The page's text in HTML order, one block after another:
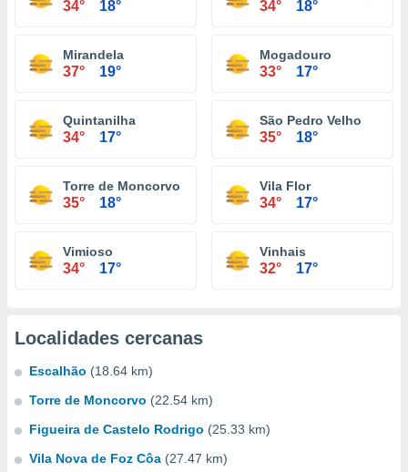
34° 18° 34° 18°
Mirandela
37° 19°
Mogadouro
33° 17°
Quintanilha
34° 17°
São Pedro Velho
35° 18°
Torre de Moncorvo
35° 18°
Vila Flor
34° 17°
Vimioso
34° 17°
Vinhais
32° 17°
Localidades cercanas
Escalhão (18.64 km)
Torre de Moncorvo (22.54 km)
Figueira de Castelo Rodrigo (25.33 km)
Vila Nova de Foz Côa (27.47 km)